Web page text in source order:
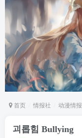
首页 情报社 动漫情报
괴롭힘 Bullying